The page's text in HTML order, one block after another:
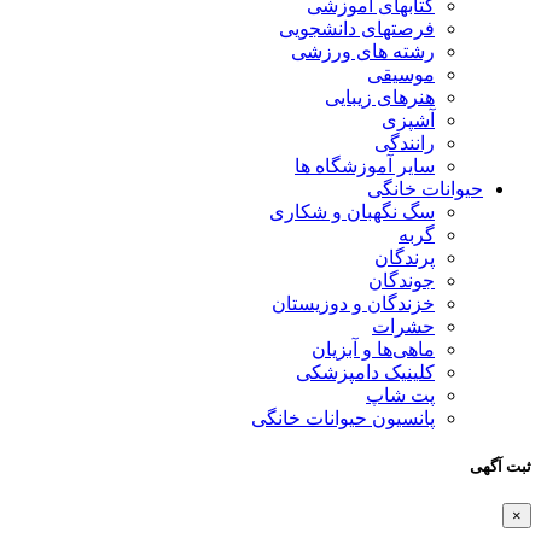
کتابهای آموزشی
فرصتهای دانشجویی
رشته های ورزشی
موسیقی
هنرهای زیبایی
آشپزی
رانندگی
سایر آموزشگاه ها
حیوانات خانگی
سگ نگهبان و شکاری
گربه
پرندگان
جوندگان
خزندگان و دوزیستان
حشرات
ماهی‌ها و آبزیان
کلینیک دامپزشکی
پت شاپ
پانسیون حیوانات خانگی
ثبت آگهی
×